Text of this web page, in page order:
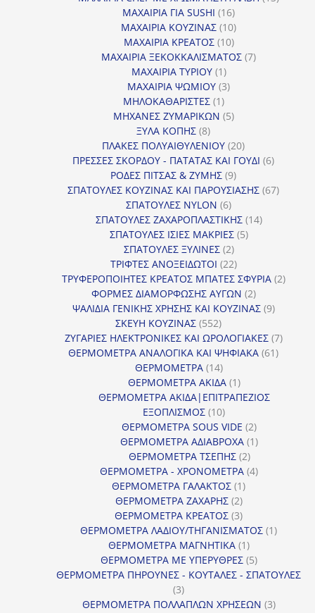
ΜΑΧΑΙΡΙΑ ΓΙΑ SUSHI 1616
προϊόντα
ΜΑΧΑΙΡΙΑ ΚΟΥΖΙΝΑΣ 1010
προϊόντα
ΜΑΧΑΙΡΙΑ ΚΡΕΑΤΟΣ 1010
προϊόντα
ΜΑΧΑΙΡΙΑ ΞΕΚΟΚΚΑΛΙΣΜΑΤΟΣ 77
ΜΑΧΑΙΡΙΑ ΤΥΡΙΟΥ 11
προϊόν
ΜΑΧΑΙΡΙΑ ΨΩΜΙΟΥ 33
ΜΗΛΟΚΑΘΑΡΙΣΤΕΣ 11
προϊόν
ΜΗΧΑΝΕΣ ΖΥΜΑΡΙΚΩΝ 55
ΞΥΛΑ ΚΟΠΗΣ 88
προϊόντα
ΠΛΑΚΕΣ ΠΟΛΥΑΙΘΥΛΕΝΙΟΥ 2020
προϊόντα
ΠΡΕΣΣΕΣ ΣΚΟΡΔΟΥ - ΠΑΤΑΤΑΣ ΚΑΙ ΓΟΥΔΙ 66
ΡΟΔΕΣ ΠΙΤΣΑΣ & ΖΥΜΗΣ 99
προϊόντα
ΣΠΑΤΟΥΛΕΣ ΚΟΥΖΙΝΑΣ ΚΑΙ ΠΑΡΟΥΣΙΑΣΗΣ 6767
ΣΠΑΤΟΥΛΕΣ NYLON 66
προϊόντα
ΣΠΑΤΟΥΛΕΣ ΖΑΧΑΡΟΠΛΑΣΤΙΚΗΣ 1414
ΣΠΑΤΟΥΛΕΣ ΙΣΙΕΣ ΜΑΚΡΙΕΣ 55
ΣΠΑΤΟΥΛΕΣ ΞΥΛΙΝΕΣ 22
προϊόντα
ΤΡΙΦΤΕΣ ΑΝΟΞΕΙΔΩΤΟΙ 2222
προϊόντα
ΤΡΥΦΕΡΟΠΟΙΗΤΕΣ ΚΡΕΑΤΟΣ ΜΠΑΤΕΣ ΣΦΥΡΙΑ 22
ΦΟΡΜΕΣ ΔΙΑΜΟΡΦΩΣΗΣ ΑΥΓΩΝ 22
προϊόντα
ΨΑΛΙΔΙΑ ΓΕΝΙΚΗΣ ΧΡΗΣΗΣ ΚΑΙ ΚΟΥΖΙΝΑΣ 99
ΣΚΕΥΗ ΚΟΥΖΙΝΑΣ 552552
προϊόντα
ΖΥΓΑΡΙΕΣ ΗΛΕΚΤΡΟΝΙΚΕΣ ΚΑΙ ΩΡΟΛΟΓΙΑΚΕΣ 77
ΘΕΡΜΟΜΕΤΡΑ ΑΝΑΛΟΓΙΚΑ ΚΑΙ ΨΗΦΙΑΚΑ 6161
ΘΕΡΜΟΜΕΤΡΑ 1414
προϊόντα
ΘΕΡΜΟΜΕΤΡΑ ΑΚΙΔΑ 11
προϊόν
ΘΕΡΜΟΜΕΤΡΑ ΑΚΙΔΑ|ΕΠΙΤΡΑΠΕΖΙΟΣ
ΕΞΟΠΛΙΣΜΟΣ 1010
προϊόντα
ΘΕΡΜΟΜΕΤΡΑ SOUS VIDE 22
προϊόντα
ΘΕΡΜΟΜΕΤΡΑ ΑΔΙΑΒΡΟΧΑ 11
ΘΕΡΜΟΜΕΤΡΑ ΤΣΕΠΗΣ 22
προϊόντα
ΘΕΡΜΟΜΕΤΡΑ - ΧΡΟΝΟΜΕΤΡΑ 44
ΘΕΡΜΟΜΕΤΡΑ ΓΑΛΑΚΤΟΣ 11
προϊόν
ΘΕΡΜΟΜΕΤΡΑ ΖΑΧΑΡΗΣ 22
προϊόντα
ΘΕΡΜΟΜΕΤΡΑ ΚΡΕΑΤΟΣ 33
προϊόντα
ΘΕΡΜΟΜΕΤΡΑ ΛΑΔΙΟΥ/ΤΗΓΑΝΙΣΜΑΤΟΣ 11
ΘΕΡΜΟΜΕΤΡΑ ΜΑΓΝΗΤΙΚΑ 11
προϊόν
ΘΕΡΜΟΜΕΤΡΑ ΜΕ ΥΠΕΡΥΘΡΕΣ 55
προϊόντα
ΘΕΡΜΟΜΕΤΡΑ ΠΗΡΟΥΝΕΣ - ΚΟΥΤΑΛΕΣ - ΣΠΑΤΟΥΛΕΣ
33
προϊόντα
ΘΕΡΜΟΜΕΤΡΑ ΠΟΛΛΑΠΛΩΝ ΧΡΗΣΕΩΝ 33